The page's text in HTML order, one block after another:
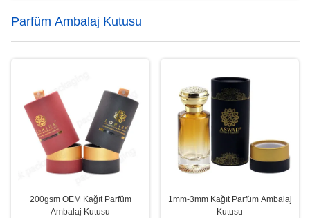
Parfüm Ambalaj Kutusu
200gsm OEM Kağıt Parfüm
Ambalaj Kutusu
1mm-3mm Kağıt Parfüm Ambalaj
Kutusu